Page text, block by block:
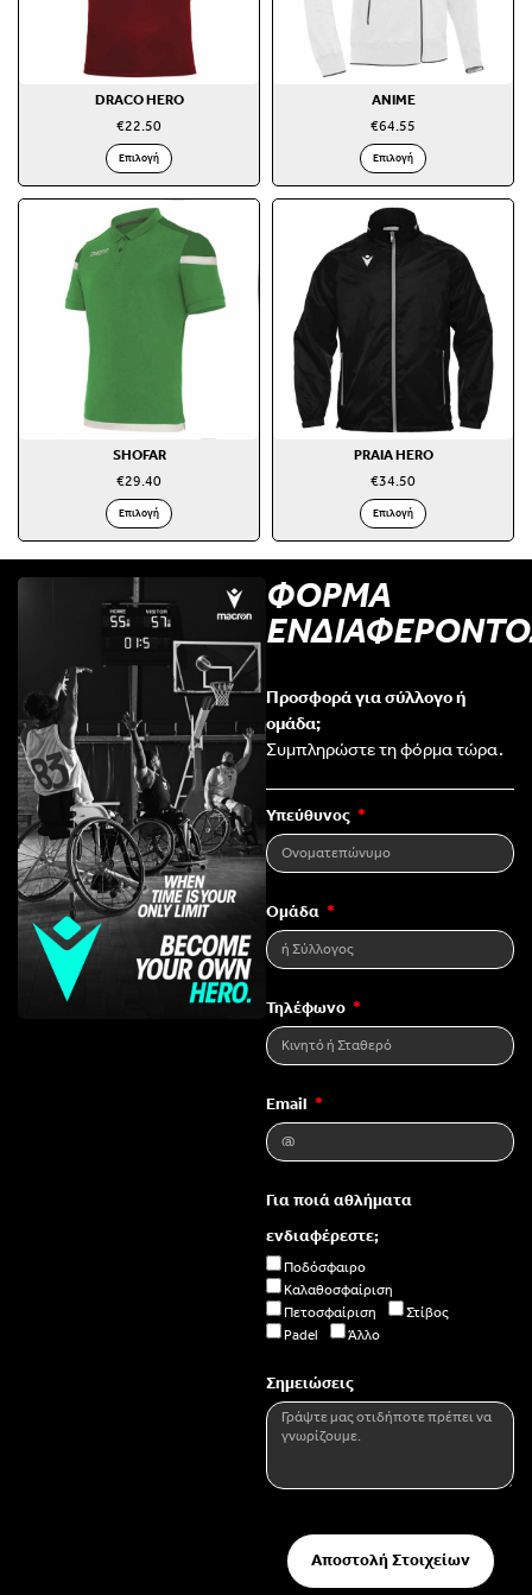
DRACO HERO
€22.50
Επιλογή
ANIME
€64.55
Επιλογή
SHOFAR
€29.40
Επιλογή
PRAIA HERO
€34.50
Επιλογή
ΦΟΡΜΑ
Προσφορά για σύλλογο ή
ομάδα;
Συμπληρώστε τη φόρμα τώρα.
Υπεύθυνος
Ομάδα
Τηλέφωνο
Email
Για ποιά αθλήματα
ενδιαφέρεστε;
Ποδόσφαιρο
Καλαθοσφαίριση
Πετοσφαίριση
Στίβος
Padel
Άλλο
Σημειώσεις
Αποστολή Στοιχείων